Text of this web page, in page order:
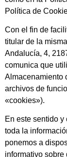
Política de
Con el fin de
titular de la
Andalucía, 4,
comunica que
Almacenamiento
archivos de
«cookies»).
En este sentido
toda la
ponemos a
informativo